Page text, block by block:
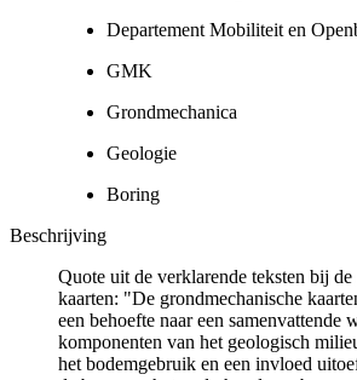
Departement Mobiliteit en
GMK
Grondmechanica
Geologie
Boring
Beschrijving
Quote uit de verklarende teksten bij
kaarten: "De grondmechanische
een behoefte naar een samenvattende
komponenten van het geologisch
het bodemgebruik en een invloed